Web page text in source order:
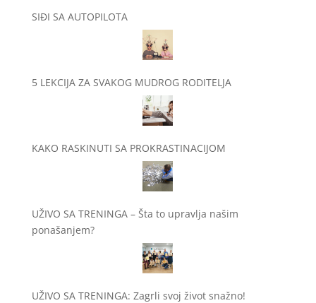
SIĐI SA AUTOPILOTA
5 LEKCIJA ZA SVAKOG MUDROG RODITELJA
KAKO RASKINUTI SA PROKRASTINACIJOM
UŽIVO SA TRENINGA – Šta to upravlja našim
ponašanjem?
UŽIVO SA TRENINGA: Zagrli svoj život snažno!